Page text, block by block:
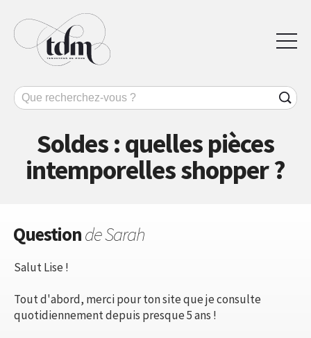
Soldes : quelles pièces
intemporelles shopper ?
Questionde Sarah
Salut Lise !
Tout d'abord, merci pour ton site que je consulte
quotidiennement depuis presque 5 ans !